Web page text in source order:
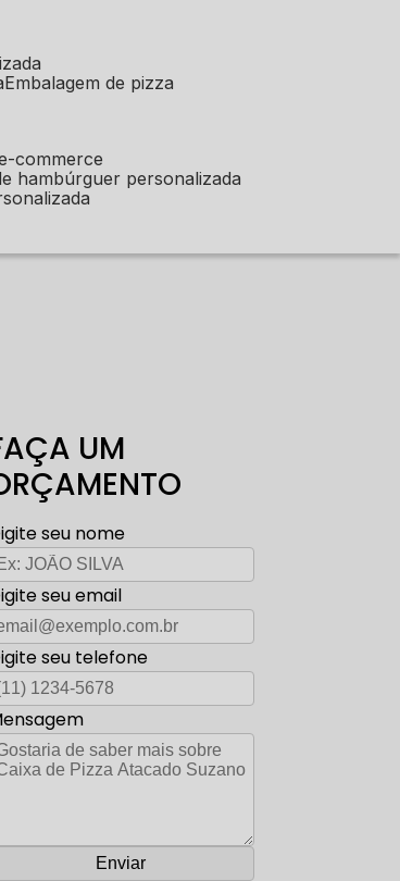
embalagem de pizza
commerce
hambúrguer personalizada
UM
seu nome
seu email
seu telefone